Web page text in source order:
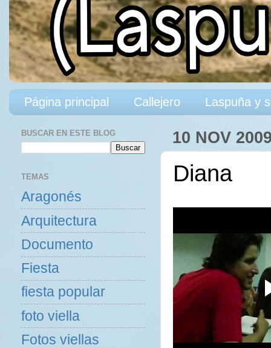
Página principal Callejero Laspuña y
10 NOV
Diana
BUSCAR EN ESTE BLOG
TEMAS
Aragonés
Arquitectura
Documento
Fiesta
fiesta popular
foto viella
Fotos viellas